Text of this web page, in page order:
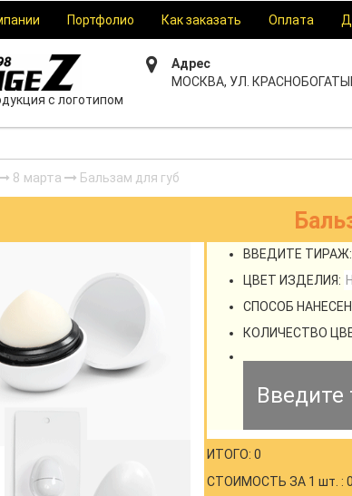
Портфолио Как заказать Оплата
с логотипом
Адрес
МОСКВА, УЛ.
8 марта Бальзам для губ
ВВЕДИТЕ ТИРАЖ:
ЦВЕТ ИЗДЕЛИЯ:
СПОСОБ
КОЛИЧЕСТВО
Введите
ИТОГО: 0
СТОИМОСТЬ ЗА 1 шт. : 0